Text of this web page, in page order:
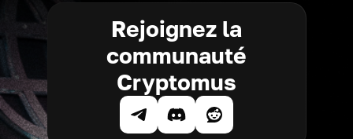
Rejoignez la
communauté
Cryptomus